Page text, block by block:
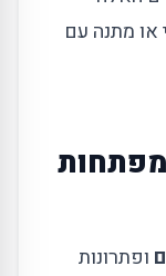
או מתנה עם
ופתרונות